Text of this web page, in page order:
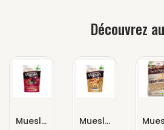
Découvrez
Muesli Croustillant Chocolat Fruits Rouges Muesli Céréales Toastées 5 Noix : Amandes, Noisettes, Noix, Noix De Pécan & Noix De Cajou